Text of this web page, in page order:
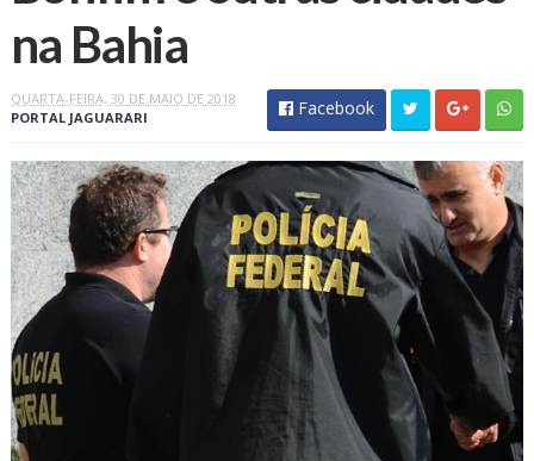
na Bahia
QUARTA-FEIRA, 30 DE MAIO DE 2018
PORTAL JAGUARARI
Facebook